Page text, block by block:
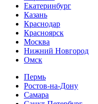
Екатеринбург
Казань
Краснодар
Красноярск
Москва
Нижний Новгород
Омск
Пермь
Ростов-на-Дону
Самара